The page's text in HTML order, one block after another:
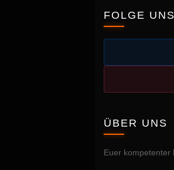
FOLGE UNS
ÜBER UNS
Euer kompetenter